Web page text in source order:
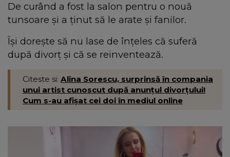
De curând a fost la salon pentru o nouă
tunsoare și a ținut să le arate și fanilor.
Își dorește să nu lase de înțeles că suferă
după divorț și că se reinventează.
Citeste si: Alina Sorescu, surprinsă în compania
unui artist cunoscut după anunțul divorțului!
Cum s-au afișat cei doi în mediul online